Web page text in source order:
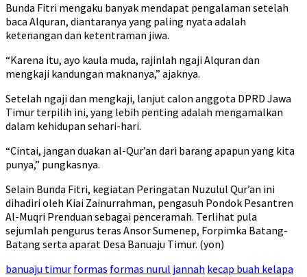
Bunda Fitri mengaku banyak mendapat pengalaman setelah
baca Alquran, diantaranya yang paling nyata adalah
ketenangan dan ketentraman jiwa.
“Karena itu, ayo kaula muda, rajinlah ngaji Alquran dan
mengkaji kandungan maknanya,” ajaknya.
Setelah ngaji dan mengkaji, lanjut calon anggota DPRD Jawa
Timur terpilih ini, yang lebih penting adalah mengamalkan
dalam kehidupan sehari-hari.
“Cintai, jangan duakan al-Qur’an dari barang apapun yang kita
punya,” pungkasnya.
Selain Bunda Fitri, kegiatan Peringatan Nuzulul Qur’an ini
dihadiri oleh Kiai Zainurrahman, pengasuh Pondok Pesantren
Al-Muqri Prenduan sebagai penceramah. Terlihat pula
sejumlah pengurus teras Ansor Sumenep, Forpimka Batang-
Batang serta aparat Desa Banuaju Timur. (yon)
banuaju timur formas formas nurul jannah kecap buah kelapa